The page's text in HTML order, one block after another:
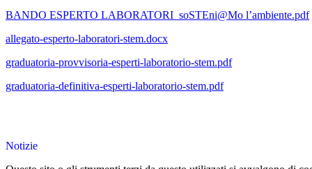
BANDO ESPERTO LABORATORI_soSTEni@Mo l’ambiente.pdf
allegato-esperto-laboratori-stem.docx
graduatoria-provvisoria-esperti-laboratorio-stem.pdf
graduatoria-definitiva-esperti-laboratorio-stem.pdf
Notizie